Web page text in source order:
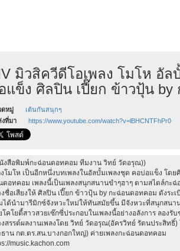
มิวสิควีดีโอเพลง โมโห อัล
แข็ง ศิลปิน เปี๊ยก ข้าวปุ้น by
ดหมู่
เต้นกันสนุกๆ
งที่มา
https://www.youtube.com/watch?v=lBHCNTFhPr0
งสือพิมพ์กะฉ่อนดอทคอม ทีมงาน วิทย์ วัดอรุณ))
งโมโห เป็นอีกหนึ่งบทเพลงในอัลบั้มเพลงชุด คอบ่อแข็ง โด
ดอทคอม เพลงนี้เป็นเพลงสนุกสนานขำๆฮาๆ ตามสไตล์กะ
งชื่อเสียงให้ ศิลปิน เปี๊ยก ข้าวปุ้น by กะฉ่อนดอทคอม ดังร
ได้นำมารีมิกซ์จังหวะใหม่ให้ทันสมัยขึ้น มีจังหวะที่สนุกสน
โคโยตี้สาวสวยเซ๊กซี่ประกอบในเพลงนี้อย่างอลังการ ลองรั
งสรรต์ผลงานเพลงโดย วิทย์ วัดอรุณ(อัครวิทย์ รัตนประสิท
ธาน กต.ตร.สน.บางกอกใหญ่) ค่ายเพลงกะฉ่อนดอทคอม
music.kachon.com